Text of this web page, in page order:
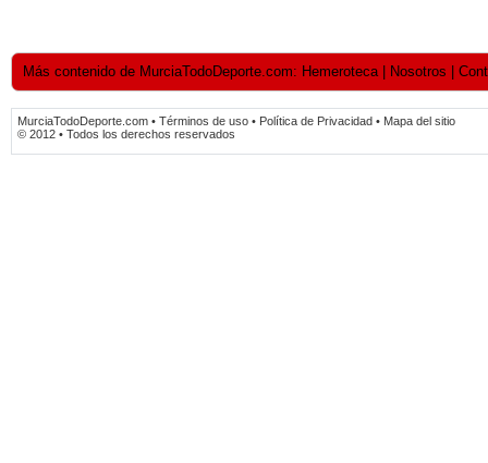
Más contenido de MurciaTodoDeporte.com: Hemeroteca | Nosotros |
MurciaTodoDeporte.com • Términos de uso • Política de Privacidad • Mapa del sitio
© 2012 • Todos los derechos reservados